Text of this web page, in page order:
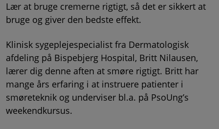
Lær at bruge cremerne rigtigt, så det er sikkert at
bruge og giver den bedste effekt.
Klinisk sygeplejespecialist fra Dermatologisk
afdeling på Bispebjerg Hospital, Britt Nilausen,
lærer dig denne aften at smøre rigtigt. Britt har
mange års erfaring i at instruere patienter i
smøreteknik og underviser bl.a. på PsoUng’s
weekendkursus.